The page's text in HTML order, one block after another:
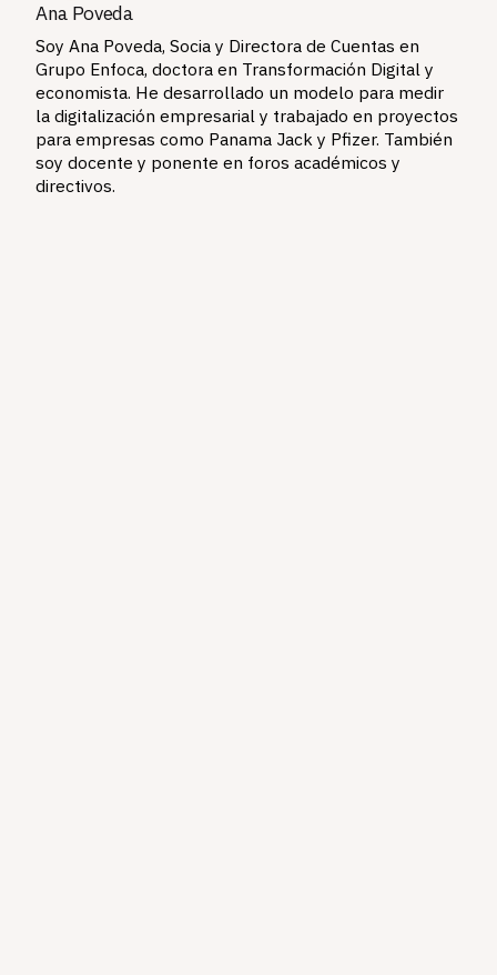
Ana Poveda
Soy Ana Poveda, Socia y Directora de Cuentas en
Grupo Enfoca, doctora en Transformación Digital y
economista. He desarrollado un modelo para medir
la digitalización empresarial y trabajado en proyectos
para empresas como Panama Jack y Pfizer. También
soy docente y ponente en foros académicos y
directivos.